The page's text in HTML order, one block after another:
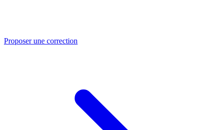
Proposer une correction